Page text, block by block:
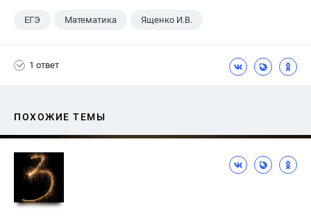
ЕГЭ Математика Ященко И.В.
1 ответ
ПОХОЖИЕ ТЕМЫ